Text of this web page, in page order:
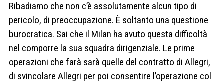
Ribadiamo che non c’è assolutamente alcun tipo di
pericolo, di preoccupazione. È soltanto una questione
burocratica. Sai che il Milan ha avuto questa difficoltà
nel comporre la sua squadra dirigenziale. Le prime
operazioni che farà sarà quelle del contratto di Allegri,
di svincolare Allegri per poi consentire l’operazione col